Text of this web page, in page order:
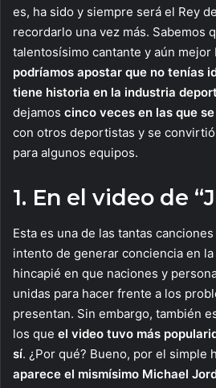
es, ha sido y siempre será el Rey
recordarlo una vez más. Sabemos
talentosísimo cantante y aún mejor
podríamos apostar que no tenías
tiene historia en la industria
dejamos cinco veces en las que
con otros deportistas y se
para algunos equipos.
1. En el video de
Esta es una de las tantas
intento de generar conciencia en
hincapié en que naciones y
unidas para hacer frente a los
presentan. Sin embargo, también
los que el video tuvo más
sí. ¿Por qué? Bueno, por el simple
aparece el mismísimo Michael